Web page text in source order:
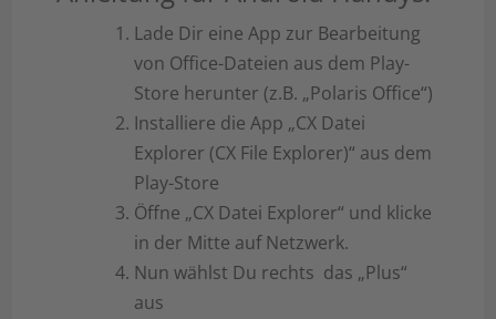
Lade Dir eine App zur Bearbeitung
von Office-Dateien aus dem Play-
Store herunter (z.B. „Polaris Office“)
Installiere die App „CX Datei
Explorer (CX File Explorer)“ aus dem
Play-Store
Öffne „CX Datei Explorer“ und klicke
in der Mitte auf Netzwerk.
Nun wählst Du rechts das „Plus“
aus